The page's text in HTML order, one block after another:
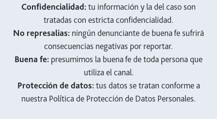
Confidencialidad: tu información y la del caso son
tratadas con estricta confidencialidad.
No represalias: ningún denunciante de buena fe sufrirá
consecuencias negativas por reportar.
Buena fe: presumimos la buena fe de toda persona que
utiliza el canal.
Protección de datos:tus datos se tratan conforme a
nuestra Política de Protección de Datos Personales.